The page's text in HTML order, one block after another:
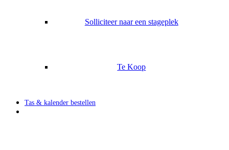
Solliciteer naar een stageplek
Te Koop
Tas & kalender bestellen